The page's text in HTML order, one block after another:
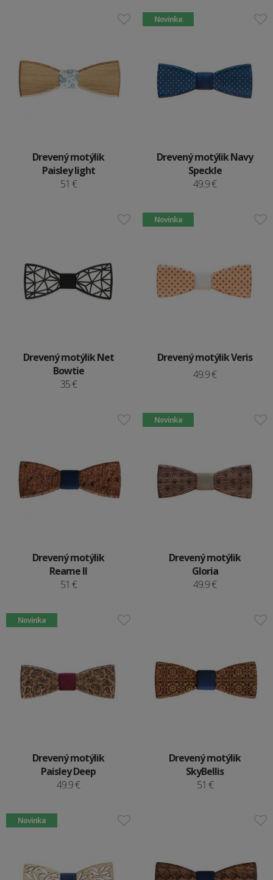
Drevený motýlik
Paisley light
51 €
Novinka
Drevený motýlik Navy
Speckle
49.9 €
Drevený motýlik Net
Bowtie
35 €
Novinka
Drevený motýlik Veris
49.9 €
Drevený motýlik
Reame II
51 €
Novinka
Drevený motýlik
Gloria
49.9 €
Novinka
Drevený motýlik
Paisley Deep
49.9 €
Drevený motýlik
SkyBellis
51 €
Novinka